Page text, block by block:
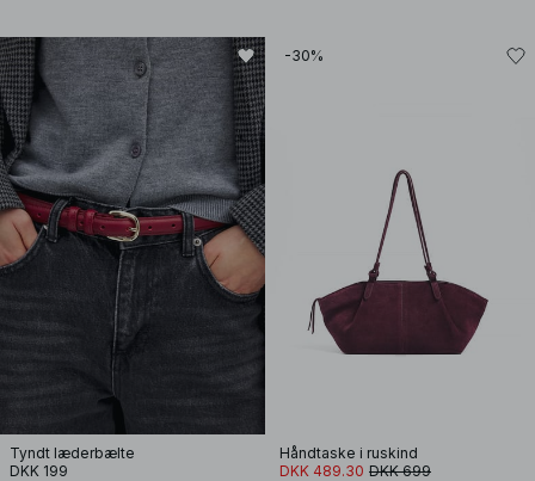
Tyndt læderbælte
DKK 199
-30%
Håndtaske i ruskind
DKK 489.30 DKK 699